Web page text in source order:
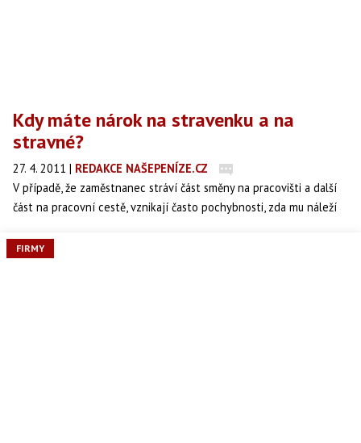
Kdy máte nárok na stravenku a na
stravné?
27. 4. 2011 | REDAKCE NAŠEPENÍZE.CZ
V případě, že zaměstnanec stráví část směny na pracovišti a další
část na pracovní cestě, vznikají často pochybnosti, zda mu náleží
pokud neodpracoval alespoň tři hodiny na pracovišti a pokud mu
FIRMY